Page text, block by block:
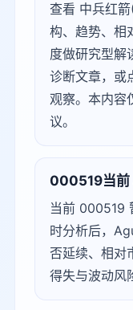
查看 中兵红
构、趋势、相
度做研究型解
诊断文章，或
观察。本内容
议。
000519当前
当前 000519
时分析后，
否延续、相对
得失与波动风